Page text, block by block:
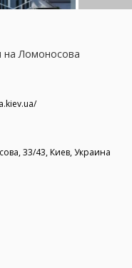
Ломоносова
33/43, Киев, Украина